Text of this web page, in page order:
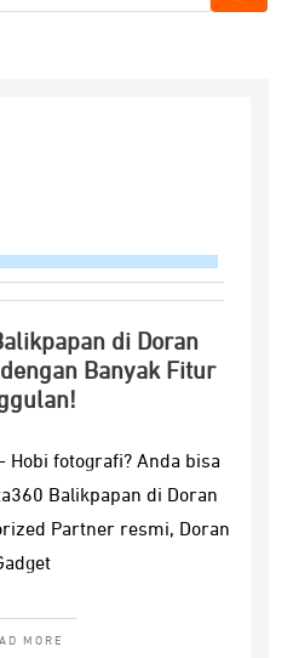
di Doran
Banyak Fitur
Hobi fotografi? Anda bisa
Balikpapan di Doran
Partner resmi, Doran
MORE